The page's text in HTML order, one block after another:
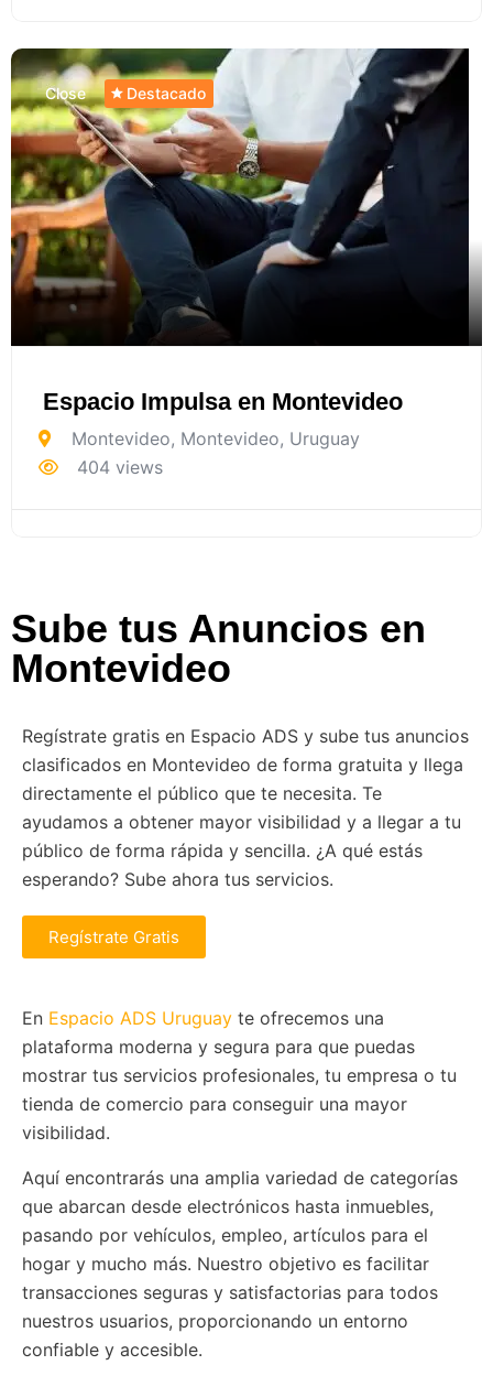
Close
Espacio Impulsa en Montevideo
Destacado
Montevideo, Montevideo, Uruguay
404 views
Sube tus Anuncios en
Montevideo
Regístrate gratis en Espacio ADS y sube tus anuncios
clasificados en Montevideo de forma gratuita y llega
directamente el público que te necesita. Te
ayudamos a obtener mayor visibilidad y a llegar a tu
público de forma rápida y sencilla. ¿A qué estás
esperando? Sube ahora tus servicios.
Regístrate Gratis
En Espacio ADS Uruguay te ofrecemos una
plataforma moderna y segura para que puedas
mostrar tus servicios profesionales, tu empresa o tu
tienda de comercio para conseguir una mayor
visibilidad.
Aquí encontrarás una amplia variedad de categorías
que abarcan desde electrónicos hasta inmuebles,
pasando por vehículos, empleo, artículos para el
hogar y mucho más. Nuestro objetivo es facilitar
transacciones seguras y satisfactorias para todos
nuestros usuarios, proporcionando un entorno
confiable y accesible.